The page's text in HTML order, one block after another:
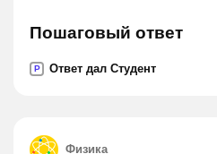
Пошаговый ответ
P Ответ дал Студент
Физика